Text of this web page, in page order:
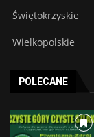
Świętokrzyskie
Wielkopolskie
POLECANE